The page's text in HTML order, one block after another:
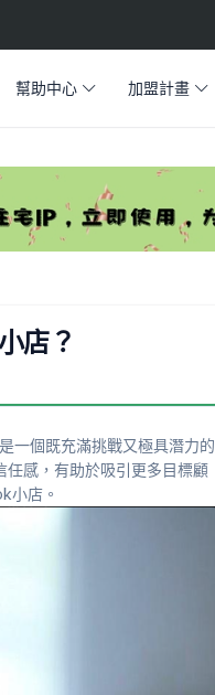
幫助中心 加盟計畫
店？
一個既充滿挑戰又極具潛力的
任感，有助於吸引更多目標顧
小店。